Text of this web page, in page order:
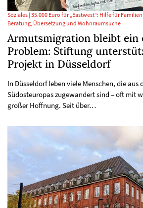
Soziales | 35.000 Euro für „Eastwest“: Hilfe für
Beratung, Übersetzung und Wohnraumsuche
Armutsmigration bleibt ein
Problem: Stiftung
Projekt in Düsseldorf
In Düsseldorf leben viele Menschen, die aus
Südosteuropas zugewandert sind – oft mit
großer Hoffnung. Seit über…